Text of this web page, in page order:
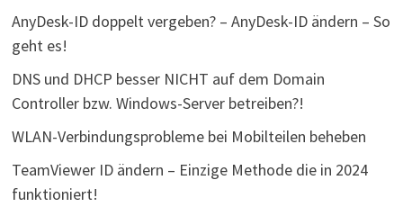
AnyDesk-ID doppelt vergeben? – AnyDesk-ID ändern – So
geht es!
DNS und DHCP besser NICHT auf dem Domain
Controller bzw. Windows-Server betreiben?!
WLAN-Verbindungsprobleme bei Mobilteilen beheben
TeamViewer ID ändern – Einzige Methode die in 2024
funktioniert!